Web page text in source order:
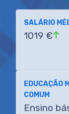
SALÁRIO
1019 €
EDUCAÇÃO
COMUM
Ensino